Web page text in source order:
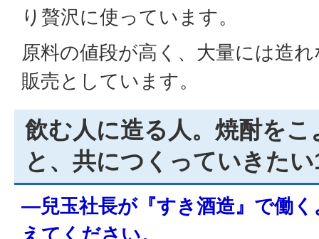
り贅沢に使っています。
原料の値段が高く、大量には造
販売としています。
飲む人に造る人。焼酎を
と、共につくっていきた
―兒玉社長が『すき酒造』で働
えてください。